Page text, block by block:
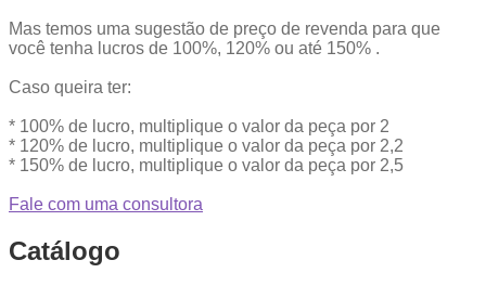
Mas temos uma sugestão de preço de revenda para que
você tenha lucros de 100%, 120% ou até 150% .
Caso queira ter:
* 100% de lucro, multiplique o valor da peça por 2
* 120% de lucro, multiplique o valor da peça por 2,2
* 150% de lucro, multiplique o valor da peça por 2,5
Fale com uma consultora
Catálogo